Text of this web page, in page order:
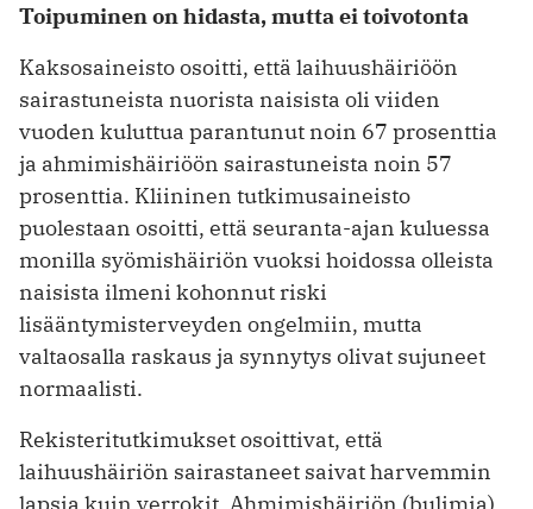
Toipuminen on hidasta, mutta ei toivotonta
Kaksosaineisto osoitti, että laihuushäiriöön
sairastuneista nuorista naisista oli viiden
vuoden kuluttua parantunut noin 67 prosenttia
ja ahmimishäiriöön sairastuneista noin 57
prosenttia. Kliininen tutkimusaineisto
puolestaan osoitti, että seuranta-ajan kuluessa
monilla syömishäiriön vuoksi hoidossa olleista
naisista ilmeni kohonnut riski
lisääntymisterveyden ongelmiin, mutta
valtaosalla raskaus ja synnytys olivat sujuneet
normaalisti.
Rekisteritutkimukset osoittivat, että
laihuushäiriön sairastaneet saivat harvemmin
lapsia kuin verrokit. Ahmimishäiriön (bulimia)